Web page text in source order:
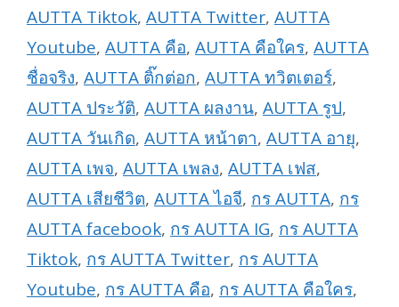
AUTTA Tiktok, AUTTA Twitter, AUTTA
Youtube, AUTTA คือ, AUTTA คือใคร, AUTTA
ชื่อจริง, AUTTA ติ๊กต่อก, AUTTA ทวิตเตอร์,
AUTTA ประวัติ, AUTTA ผลงาน, AUTTA รูป,
AUTTA วันเกิด, AUTTA หน้าตา, AUTTA อายุ,
AUTTA เพจ, AUTTA เพลง, AUTTA เฟส,
AUTTA เสียชีวิต, AUTTA ไอจี, กร AUTTA, กร
AUTTA facebook, กร AUTTA IG, กร AUTTA
Tiktok, กร AUTTA Twitter, กร AUTTA
Youtube, กร AUTTA คือ, กร AUTTA คือใคร,